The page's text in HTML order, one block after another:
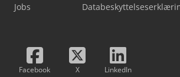
Jobs
Facebook X LinkedIn